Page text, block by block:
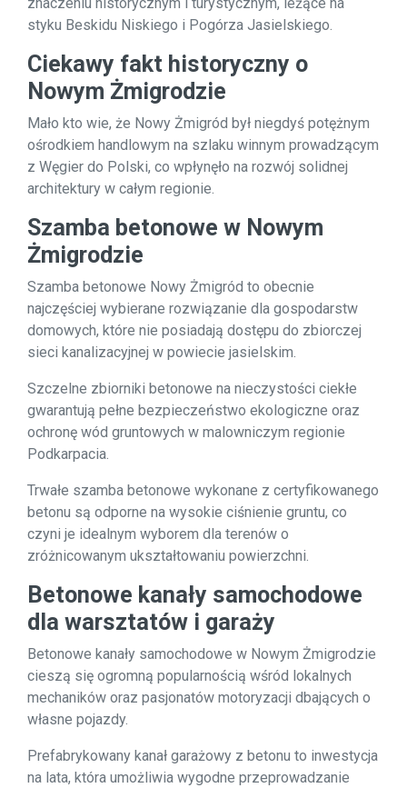
styku Beskidu Niskiego i Pogórza Jasielskiego.
Ciekawy fakt historyczny o
Nowym Żmigrodzie
Mało kto wie, że Nowy Żmigród był niegdyś potężnym
ośrodkiem handlowym na szlaku winnym prowadzącym
z Węgier do Polski, co wpłynęło na rozwój solidnej
architektury w całym regionie.
Szamba betonowe w Nowym
Żmigrodzie
Szamba betonowe Nowy Żmigród to obecnie
najczęściej wybierane rozwiązanie dla gospodarstw
domowych, które nie posiadają dostępu do zbiorczej
sieci kanalizacyjnej w powiecie jasielskim.
Szczelne zbiorniki betonowe na nieczystości ciekłe
gwarantują pełne bezpieczeństwo ekologiczne oraz
ochronę wód gruntowych w malowniczym regionie
Podkarpacia.
Trwałe szamba betonowe wykonane z certyfikowanego
betonu są odporne na wysokie ciśnienie gruntu, co
czyni je idealnym wyborem dla terenów o
zróżnicowanym ukształtowaniu powierzchni.
Betonowe kanały samochodowe
dla warsztatów i garaży
Betonowe kanały samochodowe w Nowym Żmigrodzie
cieszą się ogromną popularnością wśród lokalnych
mechaników oraz pasjonatów motoryzacji dbających o
własne pojazdy.
Prefabrykowany kanał garażowy z betonu to inwestycja
na lata, która umożliwia wygodne przeprowadzanie